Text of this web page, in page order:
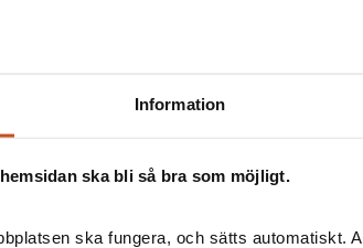
Information
ska bli så bra som möjligt.
ska fungera, och sätts automatiskt.